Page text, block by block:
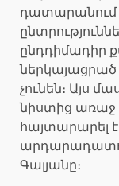
ընդդիմադիր
ներկայացրած
չունեն։ Այս
նիստից առաջ
հայտարարել
Գալյանը։